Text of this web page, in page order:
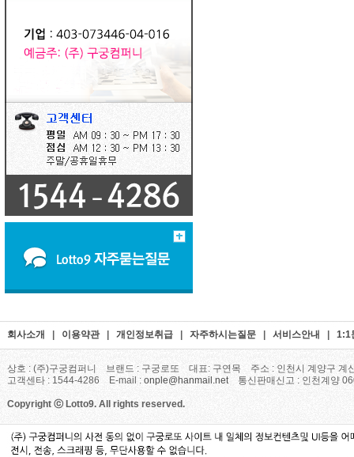
회사소개 이용약관| 개인정보취급 자주하시는질문 서비스안내 1:1
상호 : (주)구궁컴퍼니 브랜드 : 구궁로또 대표: 구연목 주소 : 인천시 계양구 계
고객센타 : 1544-4286 E-mail : onple@hanmail.net통신판매신고 : 인천계양
Copyright ⓒ Lotto9. All rights reserved.